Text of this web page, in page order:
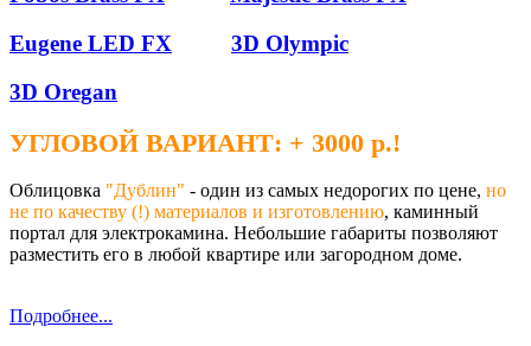
Eugene LED FX
3D Olympic
3D Oregan
УГЛОВОЙ ВАРИАНТ: + 3000 р.!
Облицовка "Дублин" - один из самых недорогих по цене, но
не по качеству (!) материалов и изготовлению, каминный
портал для электрокамина. Небольшие габариты позволяют
разместить его в любой квартире или загородном доме.
Подробнее...